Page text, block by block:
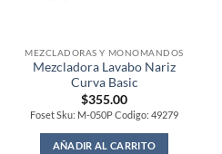
MEZCLADORAS Y MONOMANDOS
Mezcladora Lavabo Nariz
Curva Basic
$355.00
Foset Sku: M-050P Codigo: 49279
AÑADIR AL CARRITO